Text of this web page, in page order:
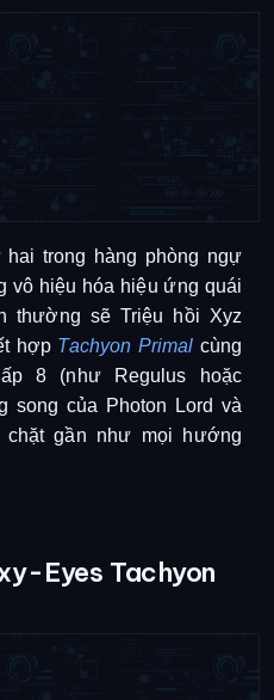
hai trong hàng phòng ngự
vô hiệu hóa hiệu ứng quái
thường sẽ Triệu hồi Xyz
hợp Tachyon Primal cùng
8 (như Regulus hoặc
song của Photon Lord và
chặt gần như mọi hướng
Eyes Tachyon